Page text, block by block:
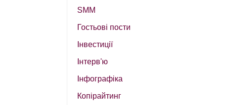
SМM
Гостьові пости
Інвестиції
Інтерв'ю
Інфографіка
Копірайтинг